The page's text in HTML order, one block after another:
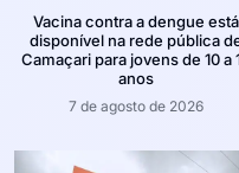
Vacina contra a dengue está
disponível na rede pública
Camaçari para jovens de 10 a
anos
7 de agosto de 2026